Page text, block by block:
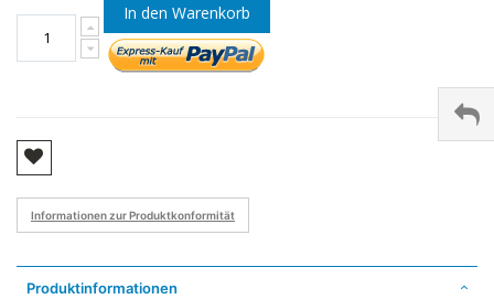
In den Warenkorb
Informationen zur Produktkonformität
Produktinformationen